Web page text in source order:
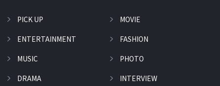
PICK UP
ENTERTAINMENT
MUSIC
DRAMA
MOVIE
FASHION
PHOTO
INTERVIEW